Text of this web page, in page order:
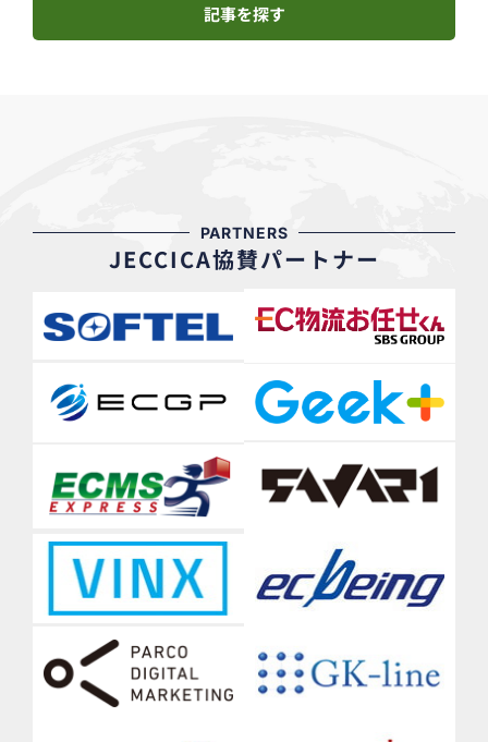
記事を探す
PARTNERS
JECCICA協賛パートナー